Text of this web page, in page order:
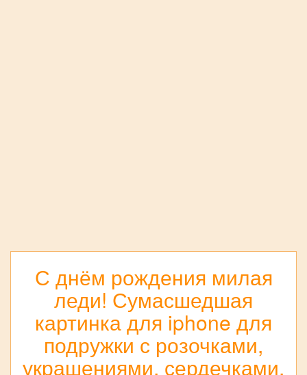
С днём рождения милая
леди! Сумасшедшая
картинка для iphone для
подружки с розочками,
украшениями, сердечками,